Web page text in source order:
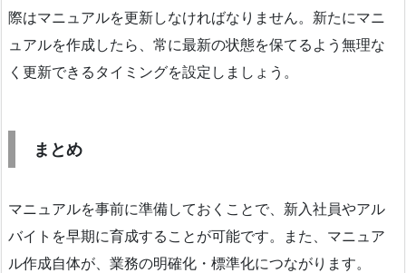
際はマニュアルを更新しなければなりません。新たにマニ
ュアルを作成したら、常に最新の状態を保てるよう無理な
く更新できるタイミングを設定しましょう。
まとめ
マニュアルを事前に準備しておくことで、新入社員やアル
バイトを早期に育成することが可能です。また、マニュア
ル作成自体が、業務の明確化・標準化につながります。